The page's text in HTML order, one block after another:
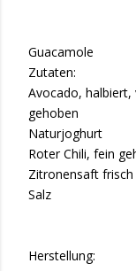
Guacamole
Zutaten:
Avocado, halbiert,
gehoben
Naturjoghurt
Roter Chili, fein
Zitronensaft
Salz
Herstellung: